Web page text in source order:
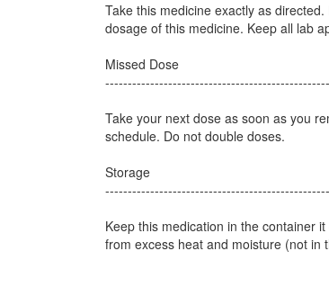
Take this medicine exactly as
dosage of this medicine. Keep all lab
Missed Dose
Take your next dose as soon as you
schedule. Do not double doses.
Storage
Keep this medication in the container
from excess heat and moisture (not in